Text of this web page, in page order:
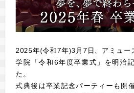
2025年(令和7年)3月7日、アミュー
学院「令和6年度卒業式」を明治
た。
式典後は卒業記念パーティーも開